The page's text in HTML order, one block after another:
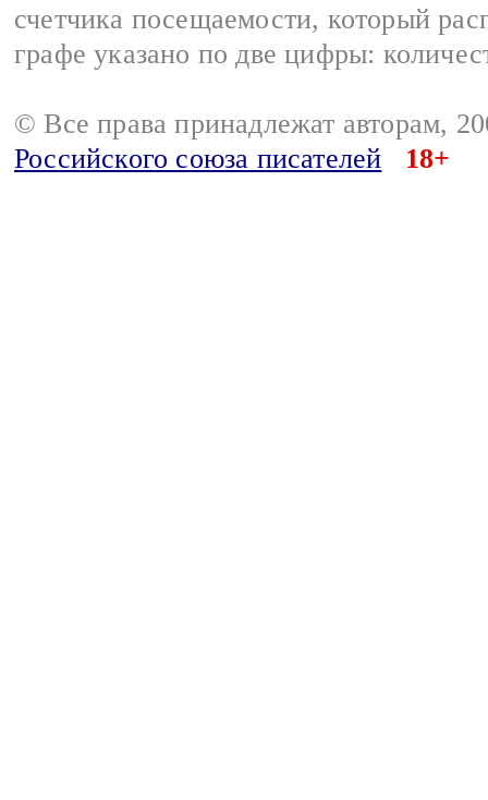
счетчика посещаемости, который
графе указано по две цифры:
© Все права принадлежат авторам,
Российского союза писателей
18+